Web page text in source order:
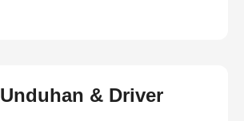
Unduhan & Driver